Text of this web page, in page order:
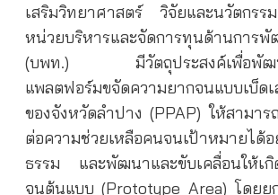
เสริมวิทยาศาสตร์ วิจัยและนวัตกร
หน่วยบริหารและจัดการทุนด้านการ
(บพท.) มีวัตถุประสงค์เพื่อพัฒน
แพลตฟอร์มขจัดความยากจนแบบเบ็ด
ของจังหวัดลำปาง (PPAP) ให้สามาร
ต่อความช่วยเหลือคนจนเป้าหมายได้อ
ธรรม
และพัฒนาและขับเคลื่อนให้เ
จนต้นแบบ (Prototype Area) โดยย